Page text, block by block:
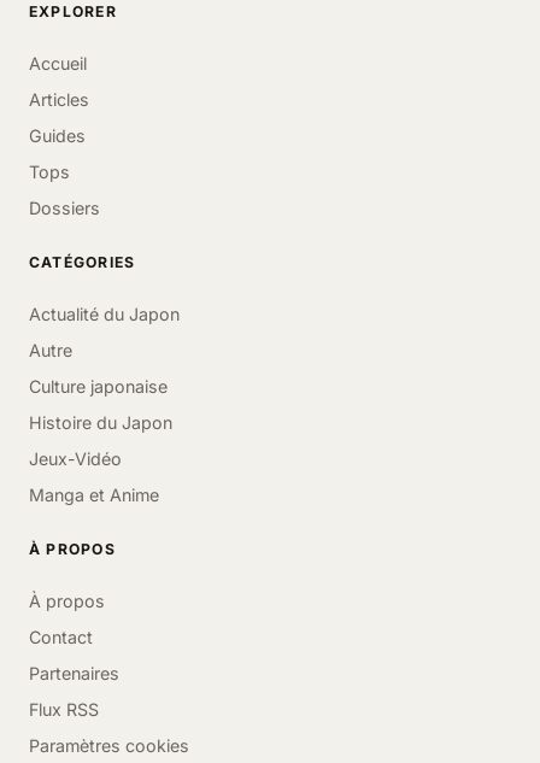
EXPLORER
Accueil
Articles
Guides
Tops
Dossiers
CATÉGORIES
Actualité du Japon
Autre
Culture japonaise
Histoire du Japon
Jeux-Vidéo
Manga et Anime
À PROPOS
À propos
Contact
Partenaires
Flux RSS
Paramètres cookies